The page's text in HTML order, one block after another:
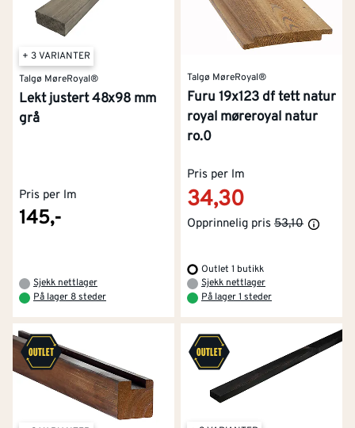
+ 3 VARIANTER
Talgø MøreRoyal®
Lekt justert 48x98 mm
grå
Pris per lm
145,-
Sjekk nettlager
På lager 8 steder
Talgø MøreRoyal®
Furu 19x123 df tett natur
royal møreroyal natur
ro.0
Pris per lm
34,30
Opprinnelig pris 53,10
Outlet 1 butikk
Sjekk nettlager
På lager 1 steder